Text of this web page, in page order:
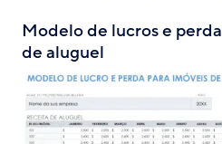
Modelo de lucros e
de aluguel